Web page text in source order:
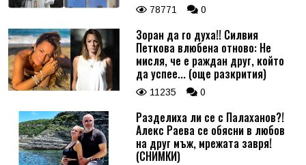
78771 0
Зоран да го духа!! Силвия
Петкова влюбена отново: Не
мисля, че е раждан друг, който
да успее... (още разкрития)
11235 0
Разделиха ли се с Палаханов?!
Алекс Раева се обясни в любов
на друг мъж, мрежата завря!
(СНИМКИ)